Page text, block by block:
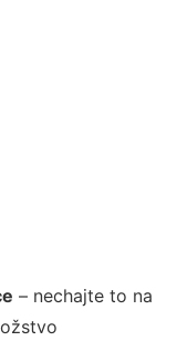
– nechajte to na